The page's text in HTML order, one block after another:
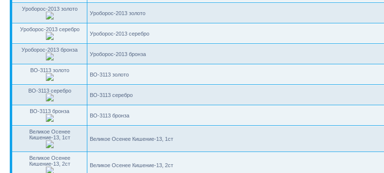
Уроборос-2013 золото
Уроборос-2013 золото
Уроборос-2013 серебро
Уроборос-2013 серебро
Уроборос-2013 бронза
Уроборос-2013 бронза
BO-3113 золото
BO-3113 золото
BO-3113 серебро
BO-3113 серебро
BO-3113 бронза
BO-3113 бронза
Великое Осенее
Кишение-13, 1ст
Великое Осенее Кишение-13, 1ст
Великое Осенее
Кишение-13, 2ст
Великое Осенее Кишение-13, 2ст